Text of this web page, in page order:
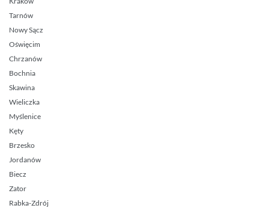
Tarnów
Nowy Sącz
Oświęcim
Chrzanów
Bochnia
Skawina
Wieliczka
Myślenice
Kęty
Brzesko
Jordanów
Biecz
Zator
Rabka-Zdrój